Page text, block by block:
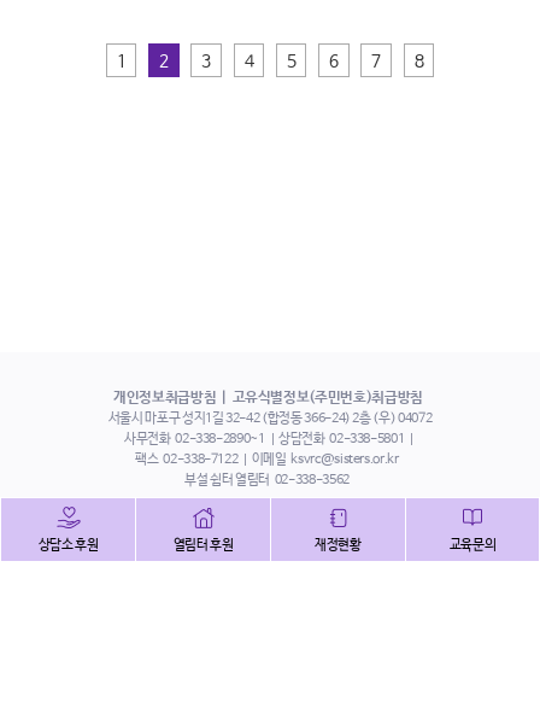
1 2 3 4 5 6 7 8
개인정보취급방침 고유식별정보(주민번호)취급방침
서울시 마포구 성지1길 32-42 (합정동 366-24) 2층 (우) 04072
사무전화 02-338-2890~1 상담전화 02-338-5801
팩스 02-338-7122 이메일 ksvrc@sisters.or.kr
부설 쉼터 열림터 02-338-3562
상담소 후원 열림터 후원 재정현황 교육문의